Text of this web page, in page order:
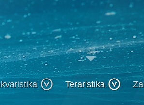
Teraristika